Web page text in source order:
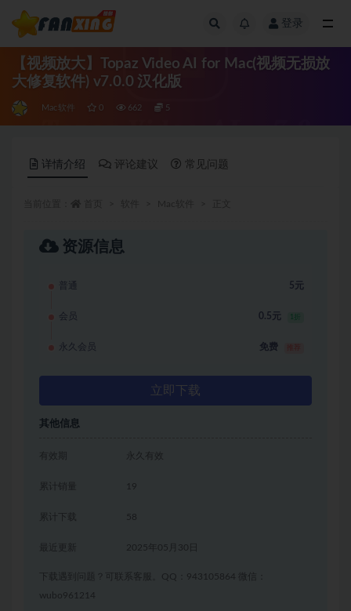
登录
【视频放大】Topaz Video AI for Mac(视频无损放
大修复软件) v7.0.0 汉化版
Mac软件 0 662 5
详情介绍 评论建议 常见问题
资源信息
普通 5元
会员 0.5元 1折
永久会员 免费
立即下载
其他信息
有效期 永久有效
累计销量 19
累计下载 58
2025年05月30日
下载遇到问题？可联系客服。QQ：943105864 微信：
wubo961214